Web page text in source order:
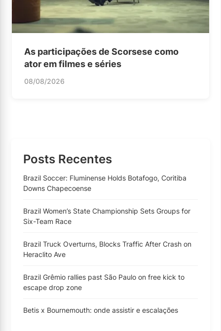
As participações de Scorsese como
ator em filmes e séries
08/08/2026
Posts Recentes
Brazil Soccer: Fluminense Holds Botafogo, Coritiba
Downs Chapecoense
Brazil Women’s State Championship Sets Groups for
Six-Team Race
Brazil Truck Overturns, Blocks Traffic After Crash on
Heraclito Ave
Brazil Grêmio rallies past São Paulo on free kick to
escape drop zone
Betis x Bournemouth: onde assistir e escalações